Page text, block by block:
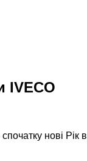
IVECO
нові Рік